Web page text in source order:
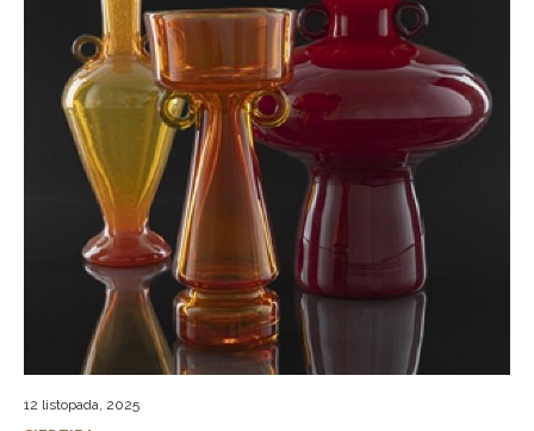
12 listopada, 2025